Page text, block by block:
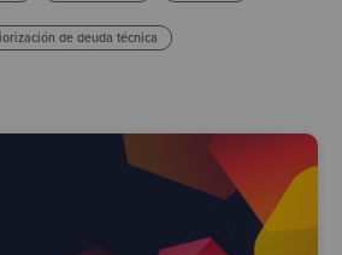
de deuda técnica